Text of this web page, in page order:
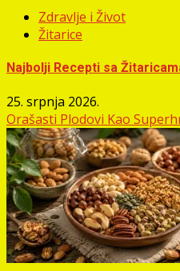
Zdravlje i Život
Žitarice
Najbolji Recepti sa
25. srpnja 2026.
Orašasti Plodovi Kao